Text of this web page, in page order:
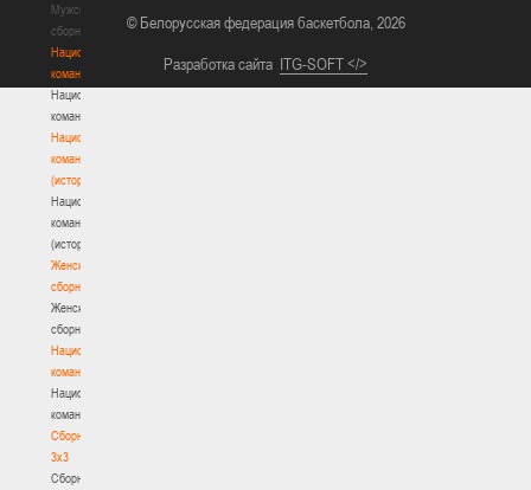
Мужские
сборные
Национальная
команда
Национальная
команда
Национальная
команда
(история)
Национальная
команда
(история)
Женские
сборные
Женские
сборные
Национальная
команда
Национальная
команда
Сборные
3х3
Сборные
© Белорусская федерация баскетбола, 2026
Разработка сайта ITG-SOFT </>